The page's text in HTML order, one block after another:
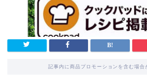
記事内に商品プロモーションを含む場合